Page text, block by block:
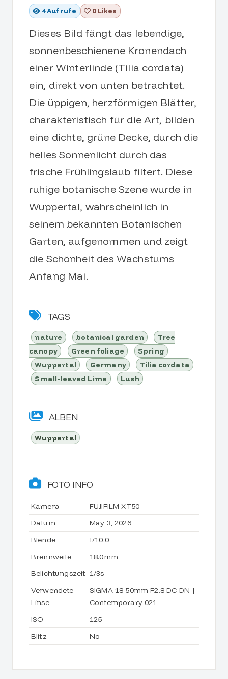
4Aufrufe 0 Likes
Dieses Bild fängt das lebendige,
sonnenbeschienene Kronendach
einer Winterlinde (Tilia cordata)
ein, direkt von unten betrachtet.
Die üppigen, herzförmigen Blätter,
charakteristisch für die Art, bilden
eine dichte, grüne Decke, durch die
helles Sonnenlicht durch das
frische Frühlingslaub filtert. Diese
ruhige botanische Szene wurde in
Wuppertal, wahrscheinlich in
seinem bekannten Botanischen
Garten, aufgenommen und zeigt
die Schönheit des Wachstums
Anfang Mai.
TAGS
nature botanical garden
Tree
canopy
Green foliage
Spring
Wuppertal
Germany
Tilia cordata
Small-leaved Lime
Lush
ALBEN
Wuppertal
FOTO INFO
Kamera
FUJIFILM X-T50
Datum
May 3, 2026
Blende
f/10.0
Brennweite
18.0mm
Belichtungszeit 1/3s
Verwendete
Linse
SIGMA 18-50mm F2.8 DC DN |
Contemporary 021
ISO
125
Blitz
No